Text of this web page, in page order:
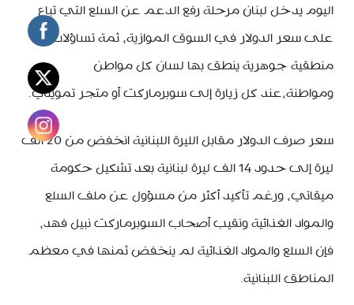
اليوم يدخل لبنان مرحلة رفع الدعم عن السلع التي تباع
على سعر الدولار في السوق الموازية، ثمة تساؤلات
منطقية جوهرية ينطق بها لسان كل مواطن
ومواطنة،عند كل زيارة إلى سوبرماركت أو متجر تمويني.
سعر صرف الدولار مقابل الليرة اللبنانية انخفض من 20 الف
ليرة إلى حدود 14 الف ليرة لبنانية بعد تشكيل حكومة
ميقاتي، ورغم تأكيد أكثر من مسؤول عن ملف السلع
والمواد الغذائية ونقيب أصحاب السوبرماركت نبيل فهد،
فإن السلع والمواد الغذائية لم ينخفض ثمنها في معظم
المناطق اللبنانية.